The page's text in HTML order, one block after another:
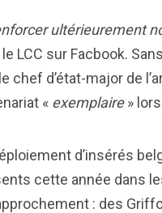
ultérieurement
LCC sur Facbook.
d’état-major de
« exemplaire» lors
d’insérés
cette année dans
: des